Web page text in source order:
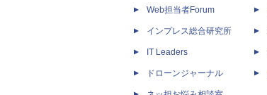
Web担当者Forum
インプレス総合研究所
IT Leaders
ドローンジャーナル